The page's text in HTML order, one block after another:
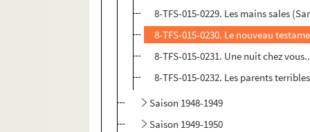
8-TFS-015-0229. Les mains sales
8-TFS-015-0230. Le nouveau
8-TFS-015-0231. Une nuit chez
8-TFS-015-0232. Les parents
Saison 1948-1949
Saison 1949-1950